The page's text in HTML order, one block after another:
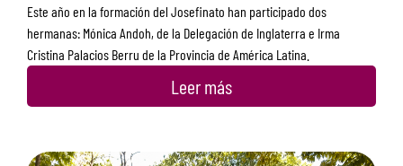
Este año en la formación del Josefinato han participado dos
hermanas: Mónica Andoh, de la Delegación de Inglaterra e Irma
Cristina Palacios Berru de la Provincia de América Latina.
Leer más